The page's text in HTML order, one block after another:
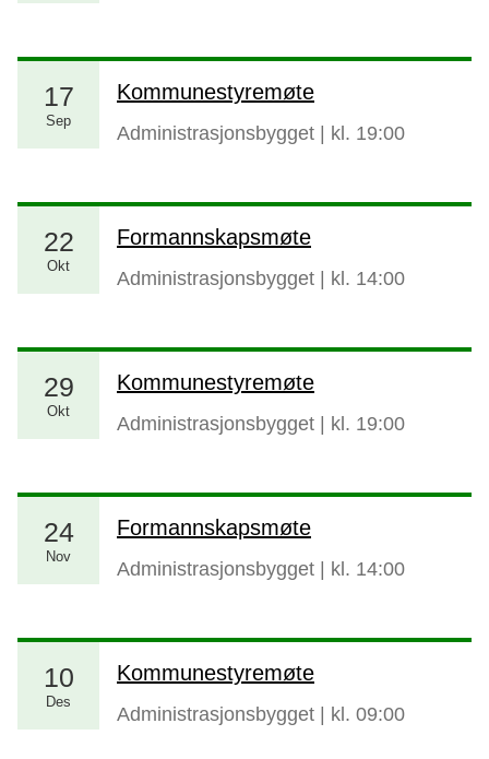
17
Sep
Kommunestyremøte
Administrasjonsbygget | kl. 19:00
22
Okt
Formannskapsmøte
Administrasjonsbygget | kl. 14:00
29
Okt
Kommunestyremøte
Administrasjonsbygget | kl. 19:00
24
Nov
Formannskapsmøte
Administrasjonsbygget | kl. 14:00
10
Des
Kommunestyremøte
Administrasjonsbygget | kl. 09:00